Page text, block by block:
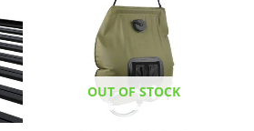
OUT OF STOCK